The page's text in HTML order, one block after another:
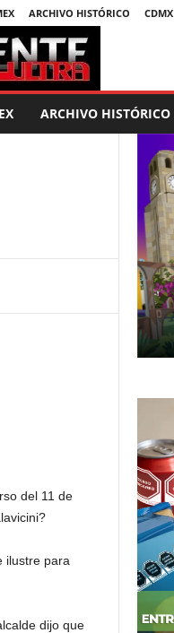
ARCHIVO HISTÓRICO CDMX
ARCHIVO HISTÓRICO
del 11 de
ilustre para
dijo que